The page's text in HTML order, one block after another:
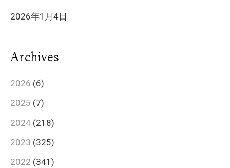
2026年1月4日
Archives
2026 (6)
2025 (7)
2024 (218)
2023 (325)
2022 (341)